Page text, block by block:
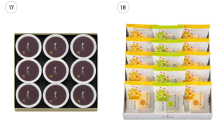
17 18